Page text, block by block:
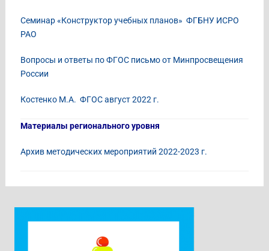
Семинар «Конструктор учебных планов» ФГБНУ ИСРО
РАО
Вопросы и ответы по ФГОС письмо от Минпросвещения
России
Костенко М.А. ФГОС август 2022 г.
Материалы регионального уровня
Архив методических мероприятий 2022-2023 г.